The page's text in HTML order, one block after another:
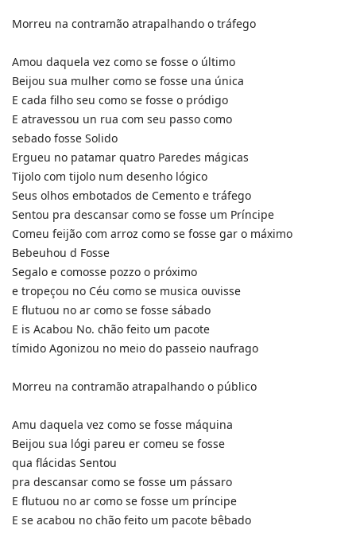
Morreu na contramão atrapalhando o tráfego
Amou daquela vez como se fosse o último
Beijou sua mulher como se fosse una única
E cada filho seu como se fosse o pródigo
E atravessou un rua com seu passo como
sebado fosse Solido
Ergueu no patamar quatro Paredes mágicas
Tijolo com tijolo num desenho lógico
Seus olhos embotados de Cemento e tráfego
Sentou pra descansar como se fosse um Príncipe
Comeu feijão com arroz como se fosse gar o máximo
Bebeuhou d Fosse
Segalo e comosse pozzo o próximo
e tropeçou no Céu como se musica ouvisse
E flutuou no ar como se fosse sábado
E is Acabou No. chão feito um pacote
tímido Agonizou no meio do passeio naufrago
Morreu na contramão atrapalhando o público
Amu daquela vez como se fosse máquina
Beijou sua lógi pareu er comeu se fosse
qua flácidas Sentou
pra descansar como se fosse um pássaro
E flutuou no ar como se fosse um príncipe
E se acabou no chão feito um pacote bêbado